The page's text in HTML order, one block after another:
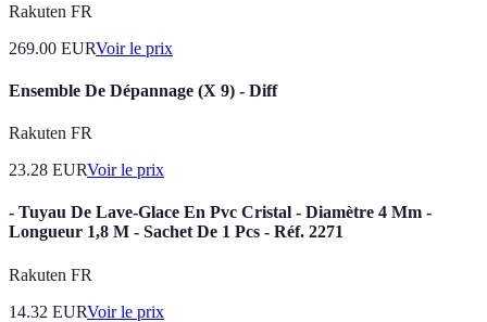
Rakuten FR
269.00 EURVoir le prix
Ensemble De Dépannage (X 9) - Diff
Rakuten FR
23.28 EURVoir le prix
- Tuyau De Lave-Glace En Pvc Cristal - Diamètre 4 Mm -
Longueur 1,8 M - Sachet De 1 Pcs - Réf. 2271
Rakuten FR
14.32 EURVoir le prix